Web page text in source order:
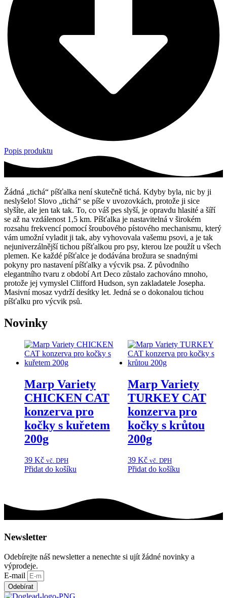
Popis produktu
Žádná „tichá“ píšťalka není skutečně tichá. Kdyby byla, nic by ji
neslyšelo! Slovo „tichá“ se píše v uvozovkách, protože ji sice
slyšíte, ale jen tak tak. To, co váš pes slyší, je opravdu hlasité a šíří
se až na vzdálenost 1,5 km. Píšťalka je nastavitelná v širokém
rozsahu frekvencí pomocí šroubového pístového mechanismu, který
vám umožní vyladit ji tak, aby vyhovovala vašemu psovi, a je tak
nejuniverzálnější tichou píšťalkou pro psy, kterou lze použít u všech
plemen. Ke každé píšťalce je dodávána brožura se snadnými
pokyny pro nastavení píšťalky a výcvik psa. Z původního
elegantního tvaru z období Art Deco zůstalo zachováno mnoho,
protože jej vymyslel Clifford Hudson, syn zakladatele Josepha.
Masivní mosaz vydrží desítky let. Jedná se o dokonalou tichou
píšťalku pro výcvik psů.
Novinky
Marp Variety
CHICKEN CAT
konzerva pro
kočky s kuřetem
200g
39 Kč vč. DPH
Přidat do košíku
Marp Variety
TURKEY CAT
konzerva pro
kočky s krůtou
200g
39 Kč vč. DPH
Přidat do košíku
Newsletter
Odebírejte náš newsletter a nenechte si ujít žádné novinky a
výprodeje.
E-mail
Odebírat